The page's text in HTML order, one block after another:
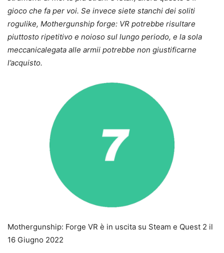
gioco che fa per voi. Se invece siete stanchi dei soliti
rogulike, Mothergunship forge: VR potrebbe risultare
piuttosto ripetitivo e noioso sul lungo periodo, e la sola
meccanicalegata alle armii potrebbe non giustificarne
l’acquisto.
Mothergunship: Forge VR è in uscita su Steam e Quest 2 il
16 Giugno 2022